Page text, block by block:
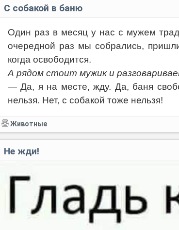
С собакой в баню
Один раз в месяц у нас с мужем
очередной раз мы собрались,
когда освободится.
А рядом стоит мужик и
— Да, я на месте, жду. Да, баня
нельзя. Нет, с собакой тоже нельзя!
Животные
Не жди!